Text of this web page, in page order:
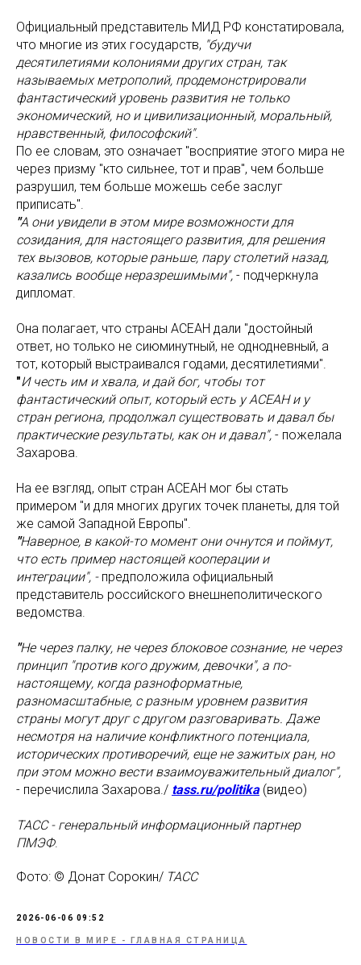
Официальный представитель МИД РФ констатировала,
что многие из этих государств, "будучи
десятилетиями колониями других стран, так
называемых метрополий, продемонстрировали
фантастический уровень развития не только
экономический, но и цивилизационный, моральный,
нравственный, философский".
По ее словам, это означает "восприятие этого мира не
через призму "кто сильнее, тот и прав", чем больше
разрушил, тем больше можешь себе заслуг
приписать".
"А они увидели в этом мире возможности для
созидания, для настоящего развития, для решения
тех вызовов, которые раньше, пару столетий назад,
казались вообще неразрешимыми", - подчеркнула
дипломат.
Она полагает, что страны АСЕАН дали "достойный
ответ, но только не сиюминутный, не однодневный, а
тот, который выстраивался годами, десятилетиями".
"И честь им и хвала, и дай бог, чтобы тот
фантастический опыт, который есть у АСЕАН и у
стран региона, продолжал существовать и давал бы
практические результаты, как он и давал", - пожелала
Захарова.
На ее взгляд, опыт стран АСЕАН мог бы стать
примером "и для многих других точек планеты, для той
же самой Западной Европы".
"Наверное, в какой-то момент они очнутся и поймут,
что есть пример настоящей кооперации и
интеграции", - предположила официальный
представитель российского внешнеполитического
ведомства.
"Не через палку, не через блоковое сознание, не через
принцип "против кого дружим, девочки", а по-
настоящему, когда разноформатные,
разномасштабные, с разным уровнем развития
страны могут друг с другом разговаривать. Даже
несмотря на наличие конфликтного потенциала,
исторических противоречий, еще не зажитых ран, но
при этом можно вести взаимоуважительный диалог",
- перечислила Захарова./ tass.ru/politika(видео)
ТАСС - генеральный информационный партнер
ПМЭФ.
Фото: © Донат Сорокин/ ТАСС
2026-06-06 09:52
НОВОСТИ В МИРЕ - ГЛАВНАЯ СТРАНИЦА